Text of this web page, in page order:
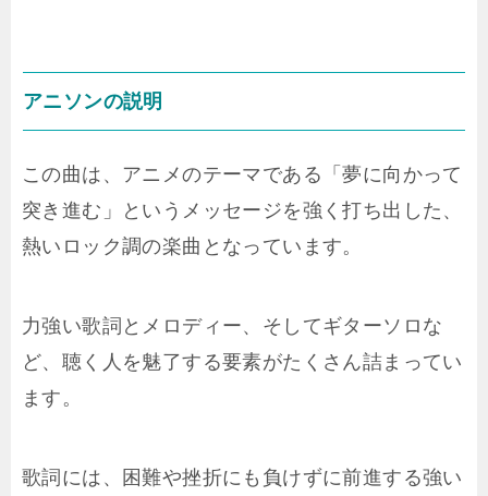
アニソンの説明
この曲は、アニメのテーマである「夢に向かって
突き進む」というメッセージを強く打ち出した、
熱いロック調の楽曲となっています。
力強い歌詞とメロディー、そしてギターソロな
ど、聴く人を魅了する要素がたくさん詰まってい
ます。
歌詞には、困難や挫折にも負けずに前進する強い